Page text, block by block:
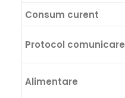
Consum curent
Protocol comunicare
Alimentare